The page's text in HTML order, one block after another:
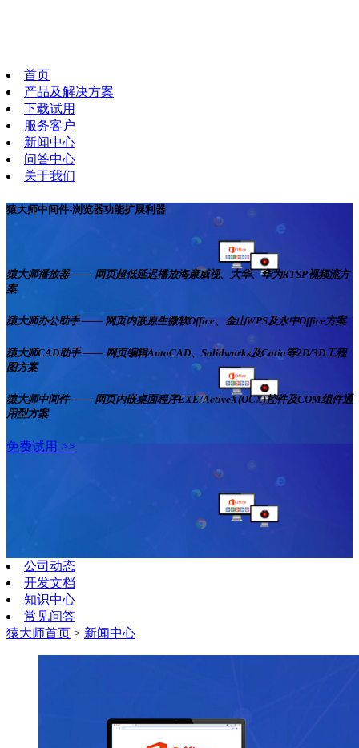
首页
产品及解决方案
下载试用
服务客户
新闻中心
问答中心
关于我们
猿大师中间件-浏览器功能扩展利器
猿大师播放器 —— 网页超低延迟播放海康威视、大华、华为RTSP视频流方
案
猿大师办公助手 —— 网页内嵌原生微软Office、金山WPS及永中Office方案
猿大师CAD助手 —— 网页编辑AutoCAD、Solidworks及Catia等2D/3D工程
图方案
猿大师中间件 —— 网页内嵌桌面程序EXE/ActiveX(OCX)控件及COM组件通
用型方案
免费试用 >>
公司动态
开发文档
知识中心
常见问答
猿大师首页 > 新闻中心